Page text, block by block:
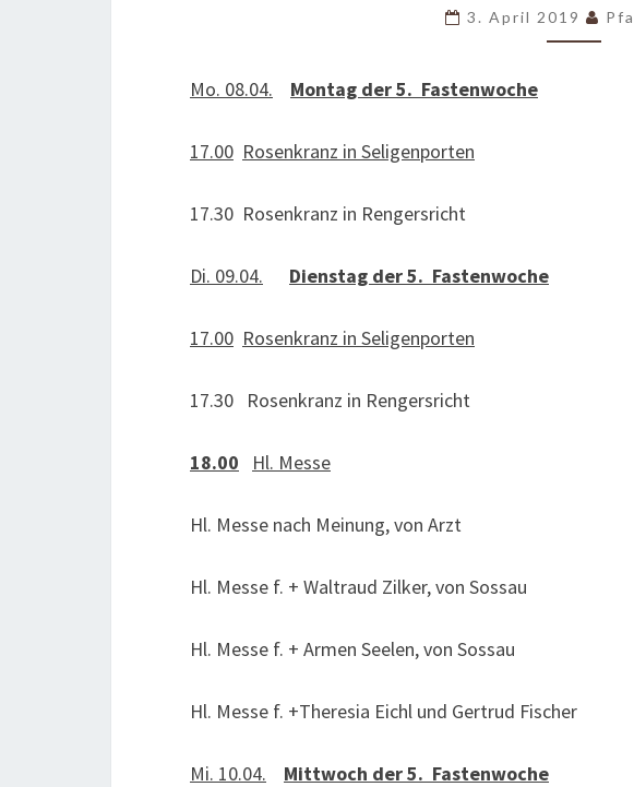
BIS
3. April 2019
Mo. 08.04. Montag der 5. Fastenwoche
17.00 Rosenkranz in Seligenporten
17.30 Rosenkranz in Rengersricht
Di. 09.04. Dienstag der 5. Fastenwoche
17.00 Rosenkranz in Seligenporten
17.30 Rosenkranz in Rengersricht
18.00 Hl. Messe
Hl. Messe nach Meinung, von Arzt
Hl. Messe f. + Waltraud Zilker, von Sossau
Hl. Messe f. + Armen Seelen, von Sossau
Hl. Messe f. +Theresia Eichl und Gertrud Fischer
Mi. 10.04. Mittwoch der 5. Fastenwoche